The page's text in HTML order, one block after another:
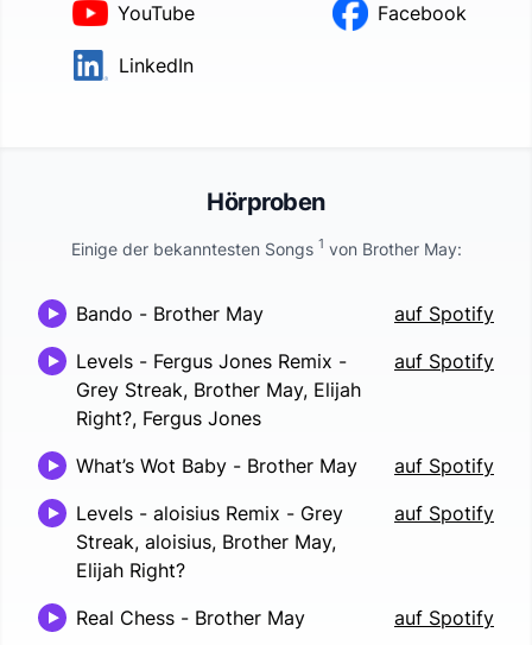
YouTube Facebook
LinkedIn
Hörproben
Einige der bekanntesten Songs 1 von Brother May:
Bando - Brother May
auf Spotify
Levels - Fergus Jones Remix -
Grey Streak, Brother May, Elijah
Right?, Fergus Jones
auf Spotify
What’s Wot Baby - Brother May
auf Spotify
Levels - aloisius Remix - Grey
Streak, aloisius, Brother May,
Elijah Right?
auf Spotify
Real Chess - Brother May auf Spotify